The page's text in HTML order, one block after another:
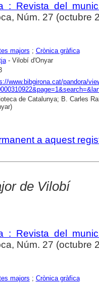
: Revista del
Núm. 27 (octubre
majors ; Crònica gràfica
- Vilobí d'Onyar
www.bibgirona.cat/pandora/
de Catalunya; B. Carles
a aquest
de Vilobí
: Revista del
Núm. 27 (octubre
majors ; Crònica gràfica